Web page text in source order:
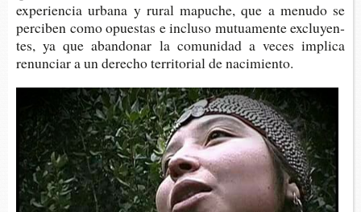
expe­rien­cia urba­na y rural mapu­che, que a menu­do se
per­ci­ben como opues­tas e inclu­so mutua­men­te exclu­yen­
tes, ya que aban­do­nar la comu­ni­dad a veces impli­ca
renun­ciar a un dere­cho terri­to­rial de nacimiento.